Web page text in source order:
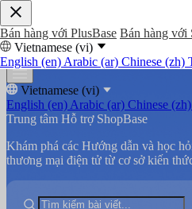
Bán hàng với PlusBase Bán hàng với
Vietnamese (vi)
English (en) Arabic (ar) Chinese (zh)
Vietnamese (vi)
English (en) Arabic (ar) Chinese (zh)
Trung tâm Hỗ trợ ShopBase
Khám phá các Hướng dẫn và học
thương mại điện tử từ cơ sở kiến